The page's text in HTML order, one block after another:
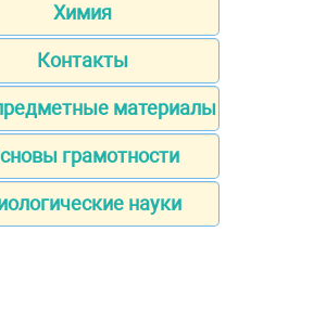
Химия
Контакты
материалы
грамотности
науки